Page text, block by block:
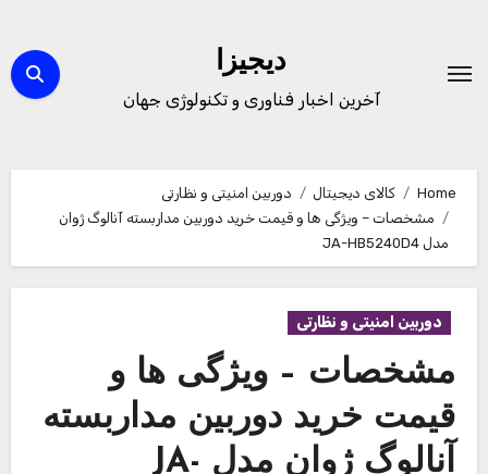
content
دیجیزا
آخرین اخبار فناوری و تکنولوژی جهان
Home کالای دیجیتال
دوربین امنیتی و نظارتی
مشخصات – ویژگی ها و قیمت خرید دوربین مداربسته آنالوگ ژوان
مدل JA-HB5240D4
دوربین امنیتی و نظارتی
مشخصات – ویژگی ها و
قیمت خرید دوربین مداربسته
آنالوگ ژوان مدل JA-